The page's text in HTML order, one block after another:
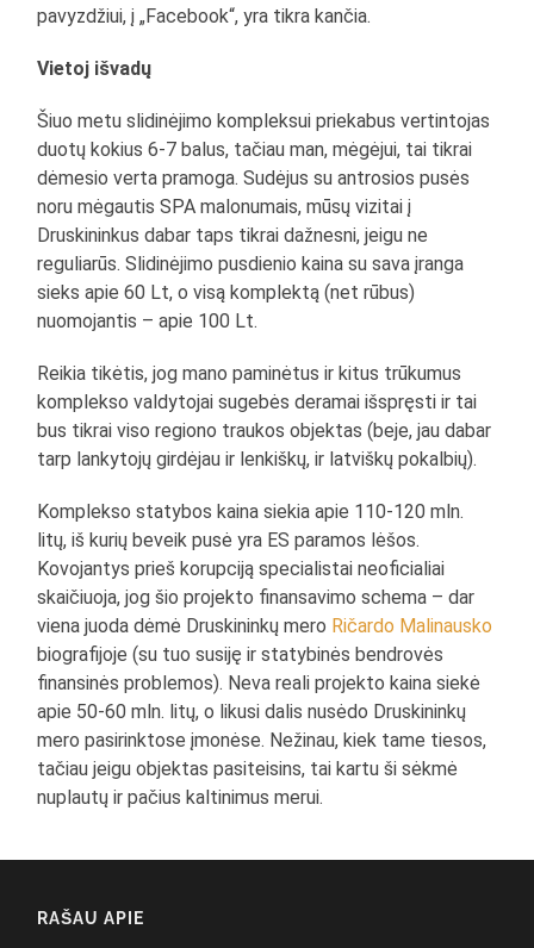
pavyzdžiui, į „Facebook“, yra tikra kančia.
Vietoj išvadų
Šiuo metu slidinėjimo kompleksui priekabus vertintojas
duotų kokius 6-7 balus, tačiau man, mėgėjui, tai tikrai
dėmesio verta pramoga. Sudėjus su antrosios pusės
noru mėgautis SPA malonumais, mūsų vizitai į
Druskininkus dabar taps tikrai dažnesni, jeigu ne
reguliarūs. Slidinėjimo pusdienio kaina su sava įranga
sieks apie 60 Lt, o visą komplektą (net rūbus)
nuomojantis – apie 100 Lt.
Reikia tikėtis, jog mano paminėtus ir kitus trūkumus
komplekso valdytojai sugebės deramai išspręsti ir tai
bus tikrai viso regiono traukos objektas (beje, jau dabar
tarp lankytojų girdėjau ir lenkiškų, ir latviškų pokalbių).
Komplekso statybos kaina siekia apie 110-120 mln.
litų, iš kurių beveik pusė yra ES paramos lėšos.
Kovojantys prieš korupciją specialistai neoficialiai
skaičiuoja, jog šio projekto finansavimo schema – dar
viena juoda dėmė Druskininkų mero Ričardo Malinausko
biografijoje (su tuo susiję ir statybinės bendrovės
finansinės problemos). Neva reali projekto kaina siekė
apie 50-60 mln. litų, o likusi dalis nusėdo Druskininkų
mero pasirinktose įmonėse. Nežinau, kiek tame tiesos,
tačiau jeigu objektas pasiteisins, tai kartu ši sėkmė
nuplautų ir pačius kaltinimus merui.
RAŠAU APIE